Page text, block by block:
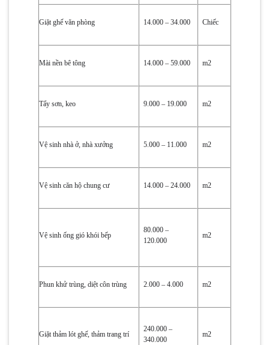
Giặt ghế văn phòng 14.000 – 34.000 Chiếc
Mài nền bê tông 14.000 – 59.000 m2
Tẩy sơn, keo 9.000 – 19.000 m2
Vệ sinh nhà ở, nhà xưởng 5.000 – 11.000 m2
Vệ sinh căn hộ chung cư 14.000 – 24.000 m2
Vệ sinh ống gió khói bếp
80.000 –
120.000
m2
Phun khử trùng, diệt côn trùng 2.000 – 4.000 m2
Giặt thảm lót ghế, thảm trang trí
240.000 –
340.000
m2